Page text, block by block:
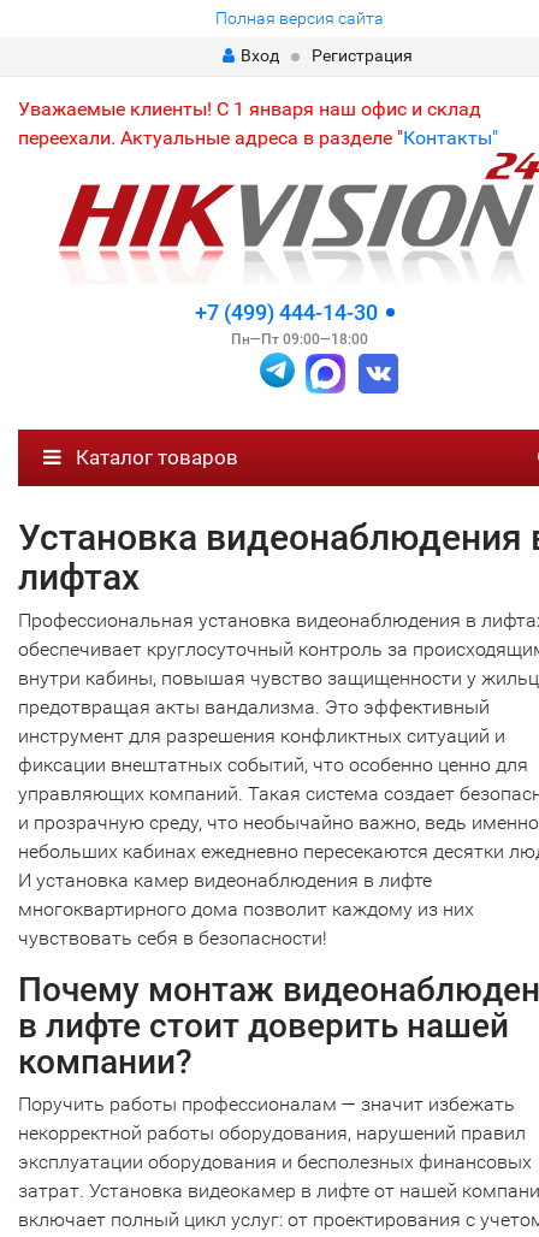
Полная версия сайта
Вход
Регистрация
Уважаемые клиенты! С 1 января наш офис и склад
переехали. Актуальные адреса в разделе "Контакты"
+7 (499) 444-14-30
Пн—Пт 09:00—18:00
Каталог товаров
Установка видеонаблюдения
лифтах
Профессиональная установка видеонаблюдения в
обеспечивает круглосуточный контроль за
внутри кабины, повышая чувство защищенности у
предотвращая акты вандализма. Это эффективный
инструмент для разрешения конфликтных ситуаций и
фиксации внештатных событий, что особенно ценно для
управляющих компаний. Такая система создает
и прозрачную среду, что необычайно важно, ведь
небольших кабинах ежедневно пересекаются десятки
И установка камер видеонаблюдения в лифте
многоквартирного дома позволит каждому из них
чувствовать себя в безопасности!
Почему монтаж
в лифте стоит доверить нашей
компании?
Поручить работы профессионалам — значит избежать
некорректной работы оборудования, нарушений правил
эксплуатации оборудования и бесполезных финансовых
затрат. Установка видеокамер в лифте от нашей
включает полный цикл услуг: от проектирования с